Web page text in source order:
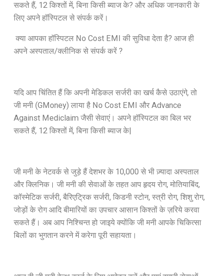
सकते हैं, 12 किश्तों में, बिना किसी ब्याज के? और अधिक जानकारी के
लिए अपने हॉस्पिटल से संपर्क करें।
क्या आपका हॉस्पिटल No Cost EMI की सुविधा देता है? आज ही
अपने अस्पताल/क्लीनिक से संपर्क करें ?
यदि आप चिंतित हैं कि अपनी मेडिकल सर्जरी का खर्च कैसे उठाएंगे, तो
जी मनी (GMoney) लाया है No Cost EMI और Advance
Against Mediclaim जैसी सेवाएं। अपने हॉस्पिटल का बिल भर
सकते हैं, 12 किश्तों में, बिना किसी ब्याज के|
जी मनी के नेटवर्क से जुड़े हैं देशभर के 10,000 से भी ज़्यादा अस्पताल
और क्लिनिक। जी मनी की सेवाओं के तहत आप हृदय रोग, मोतियाबिंद,
कॉस्मेटिक सर्जरी, बैरिएट्रिक सर्जरी, किडनी स्टोन, स्त्री रोग, शिशु रोग,
जोड़ों के रोग आदि बीमारियों का उपचार आसान किश्तों के ज़रिये करवा
सकते हैं। अब आप निश्चिन्त हो जाइये क्योंकि जी मनी आपके चिकित्सा
बिलों का भुगतान करने में करेगा पूरी सहायता।